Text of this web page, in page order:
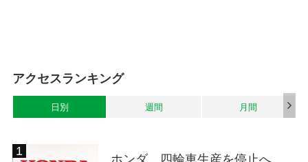
アクセスランキング
日別 週間 月間
ホンダ、四輪車生産を停止へ